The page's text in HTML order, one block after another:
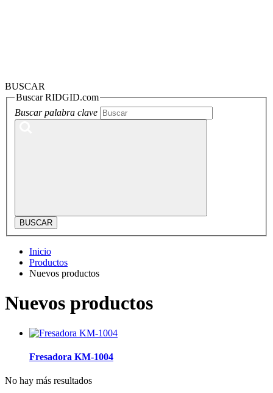
BUSCAR
Buscar RIDGID.com
Buscar palabra clave
BUSCAR
Inicio
Productos
Nuevos productos
Nuevos productos
Fresadora KM-1004
No hay más resultados